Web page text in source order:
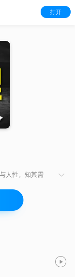
打开
人性。知其需
，远而有温。懂
收放自如，张弛
主动，稳稳掌控